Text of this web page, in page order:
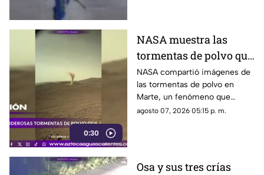
0:30
NASA muestra las
tormentas de polvo que
cubren Marte
NASA compartió imágenes de
las tormentas de polvo en
Marte, un fenómeno que
puede extenderse por miles de
agosto 07, 2026 05:15 p. m.
Osa y sus tres crías